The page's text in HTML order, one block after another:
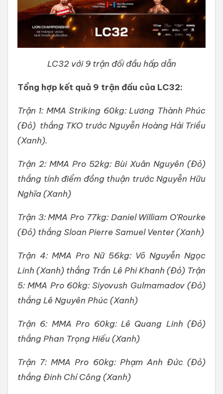
LC32 với 9 trận đối đầu hấp dẫn
Tổng hợp kết quả 9 trận đấu của LC32:
Trận 1: MMA Striking 60kg: Lương Thành Phúc
(Đỏ) thắng TKO trước Nguyễn Hoàng Hải Triều
(Xanh).
Trận 2: MMA Pro 52kg: Bùi Xuân Nguyên (Đỏ)
thắng tính điểm đồng thuận trước Nguyễn Hữu
Nghĩa (Xanh)
Trận 3: MMA Pro 77kg: Daniel William O’Rourke
(Đỏ) thắng Sloan Pierre Samuel Venter (Xanh)
Trận 4: MMA Pro Nữ 56kg: Võ Nguyễn Ngọc
Linh (Xanh) thắng Trần Lê Phi Khanh (Đỏ) Trận
5: MMA Pro 60kg: Siyovush Gulmamadov (Đỏ)
thắng Lê Nguyên Phúc (Xanh)
Trận 6: MMA Pro 60kg: Lê Quang Linh (Đỏ)
thắng Phan Trọng Hiếu (Xanh)
Trận 7: MMA Pro 60kg: Phạm Anh Đức (Đỏ)
thắng Đinh Chí Công (Xanh)